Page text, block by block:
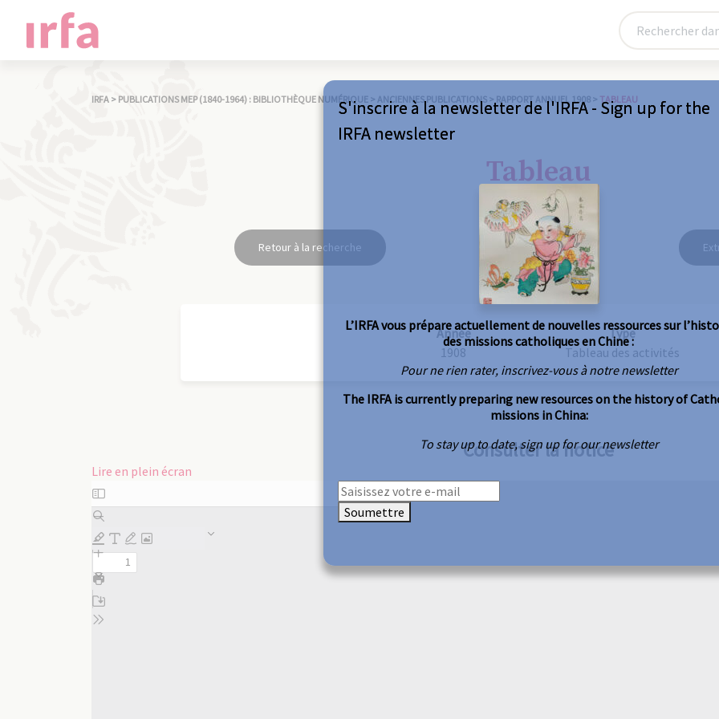
IRFA > PUBLICATIONS MEP (1840-1964) : BIBLIOTHÈQUE NUMÉRIQUE > ANCIENNES PUBLICATIONS > RAPPORT ANNUEL 1908 > TABLEAU
Tableau
Retour à la recherche
Année
1908
Type
Tableau des activités
Consulter la notice
Lire en plein écran
Aller
au
contenu
PDF
S'inscrire à la newsletter de l'IRFA - Sign up for the
IRFA newsletter
L’IRFA vous prépare actuellement de nouvelles ressources sur
des missions catholiques en Chine :
Pour ne rien rater, inscrivez-vous à notre newsletter
The IRFA is currently preparing new resources on the history of
missions in China:
To stay up to date, sign up for our newsletter
Soumettre